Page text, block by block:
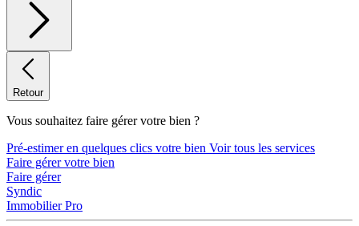
Retour
Vous souhaitez faire gérer votre bien ?
Pré-estimer en quelques clics votre bien Voir tous les services
Faire gérer votre bien
Faire gérer
Syndic
Immobilier Pro